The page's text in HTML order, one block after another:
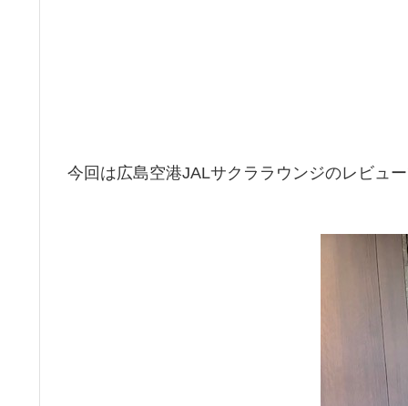
今回は広島空港JALサクララウンジのレビュ